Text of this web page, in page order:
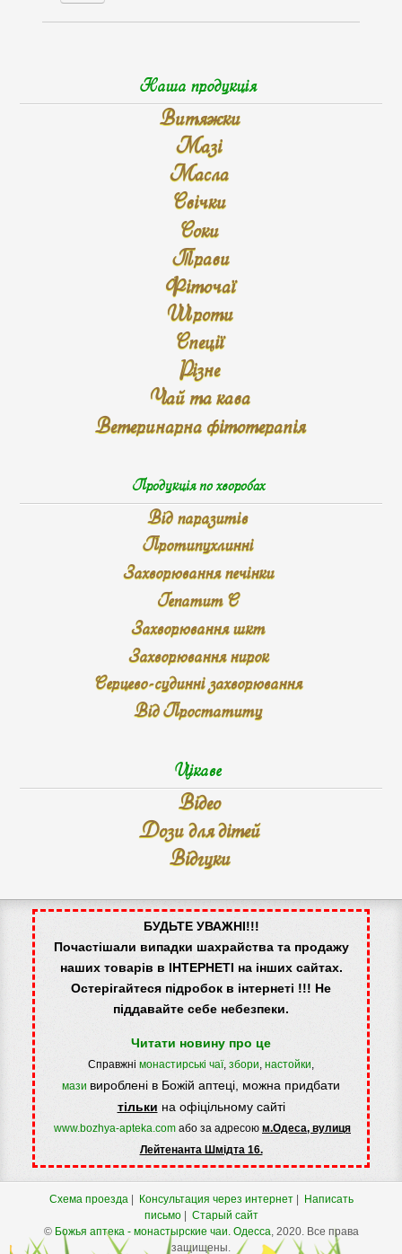
Наша продукція
Витяжки
Мазі
Масла
Свічки
Соки
Трави
Фіточаї
Шроти
Спеції
Різне
Чай та кава
Ветеринарна фітотерапія
Продукція по хворобах
Від паразитів
Протипухлинні
Захворювання печінки
Гепатит С
Захворювання шкт
Захворювання нирок
Серцево-судинні захворювання
Від Простатиту
Цікаве
Відео
Дози для дітей
Відгуки
БУДЬТЕ УВАЖНІ!!!
Почастішали випадки шахрайства та продажу
наших товарів в ІНТЕРНЕТІ на інших сайтах.
Остерігайтеся підробок в інтернеті !!! Не
піддавайте себе небезпеки.
Читати новину про це
Справжні монастирські чаї, збори, настойки,
мази вироблені в Божій аптеці, можна придбати
тільки на офіцільному сайті
www.bozhya-apteka.com або за адресою м.Одеса, вулиця
Лейтенанта Шмідта 16.
Схема проезда| Консультация через интернет|
Написать
письмо| Старый сайт
© Божья аптека - монастырские чаи. Одесса, 2020. Все права
защищены.